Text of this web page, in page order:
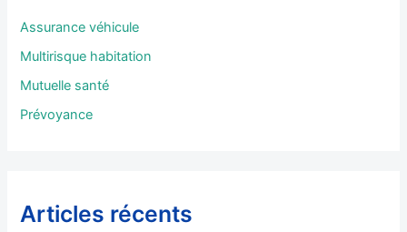
rAssurance véhicule
Multirisque habitation
Mutuelle santé
Prévoyance
Articles récents